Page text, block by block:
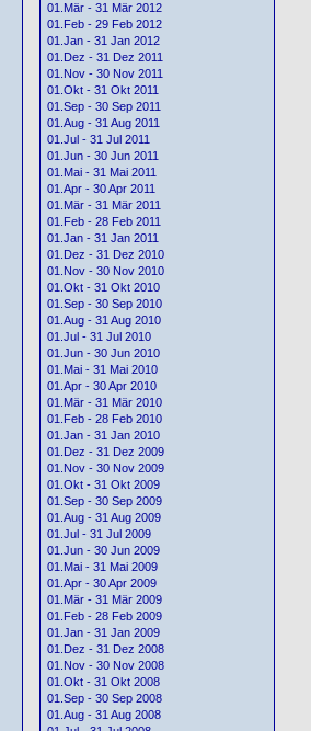
01.Mär - 31 Mär 2012
01.Feb - 29 Feb 2012
01.Jan - 31 Jan 2012
01.Dez - 31 Dez 2011
01.Nov - 30 Nov 2011
01.Okt - 31 Okt 2011
01.Sep - 30 Sep 2011
01.Aug - 31 Aug 2011
01.Jul - 31 Jul 2011
01.Jun - 30 Jun 2011
01.Mai - 31 Mai 2011
01.Apr - 30 Apr 2011
01.Mär - 31 Mär 2011
01.Feb - 28 Feb 2011
01.Jan - 31 Jan 2011
01.Dez - 31 Dez 2010
01.Nov - 30 Nov 2010
01.Okt - 31 Okt 2010
01.Sep - 30 Sep 2010
01.Aug - 31 Aug 2010
01.Jul - 31 Jul 2010
01.Jun - 30 Jun 2010
01.Mai - 31 Mai 2010
01.Apr - 30 Apr 2010
01.Mär - 31 Mär 2010
01.Feb - 28 Feb 2010
01.Jan - 31 Jan 2010
01.Dez - 31 Dez 2009
01.Nov - 30 Nov 2009
01.Okt - 31 Okt 2009
01.Sep - 30 Sep 2009
01.Aug - 31 Aug 2009
01.Jul - 31 Jul 2009
01.Jun - 30 Jun 2009
01.Mai - 31 Mai 2009
01.Apr - 30 Apr 2009
01.Mär - 31 Mär 2009
01.Feb - 28 Feb 2009
01.Jan - 31 Jan 2009
01.Dez - 31 Dez 2008
01.Nov - 30 Nov 2008
01.Okt - 31 Okt 2008
01.Sep - 30 Sep 2008
01.Aug - 31 Aug 2008